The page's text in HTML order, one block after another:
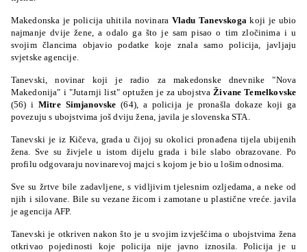
Makedonska je policija uhitila novinara Vladu Tanevskogakoji je ubio
najmanje dvije žene, a odalo ga što je sam pisao o tim zločinima i u
svojim člancima objavio podatke koje znala samo policija, javljaju
svjetske agencije.
Tanevski, novinar koji je radio za makedonske dnevnike "Nova
Makedonija" i "Jutarnji list" optužen je za ubojstva Živane Temelkovske
(56) i Mitre Simjanovske(64), a policija je pronašla dokaze koji ga
povezuju s ubojstvima još dviju žena, javila je slovenska STA.
Tanevski je iz Kičeva, grada u čijoj su okolici pronađena tijela ubijenih
žena. Sve su živjele u istom dijelu grada i bile slabo obrazovane. Po
profilu odgovaraju novinarevoj majci s kojom je bio u lošim odnosima.
Sve su žrtve bile zadavljene, s vidljivim tjelesnim ozljedama, a neke od
njih i silovane. Bile su vezane žicom i zamotane u plastične vreće. javila
je agencija AFP.
Tanevski je otkriven nakon što je u svojim izvješćima o ubojstvima žena
otkrivao pojedinosti koje policija nije javno iznosila. Policija je u